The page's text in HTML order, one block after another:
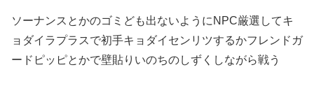
ソーナンスとかのゴミども出ないようにNPC厳選してキ
ョダイラプラスで初手キョダイセンリツするかフレンドガ
ードピッピとかで壁貼りいのちのしずくしながら戦う